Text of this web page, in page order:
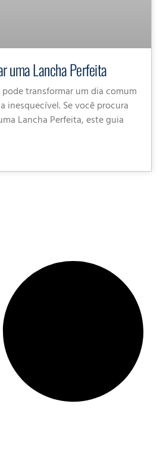
uma Lancha Perfeita
transformar um dia comum
inesquecível. Se você procura
Lancha Perfeita, este guia